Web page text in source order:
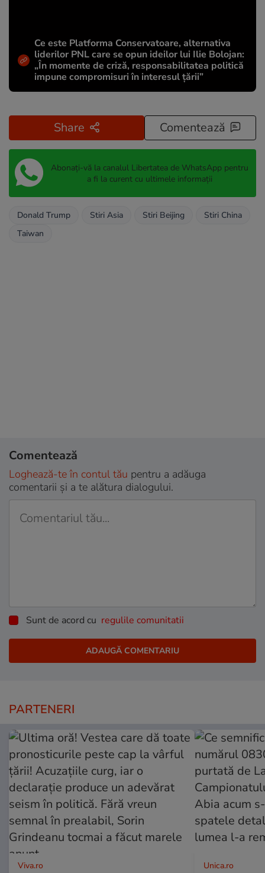
Ce este Platforma Conservatoare, alternativa
liderilor PNL care se opun ideilor lui Ilie Bolojan:
„În momente de criză, responsabilitatea politică
impune compromisuri în interesul țării”
Share Comentează
Abonați-vă la canalul Libertatea de WhatsApp pentru
a fi la curent cu ultimele informații
Donald Trump Stiri Asia Stiri Beijing
Stiri China
Taiwan
Comentează
Loghează-te în contul tău pentru a adăuga
comentarii și a te alătura dialogului.
Sunt de acord cu regulile comunitatii
PARTENERI
Viva.ro Unica.ro